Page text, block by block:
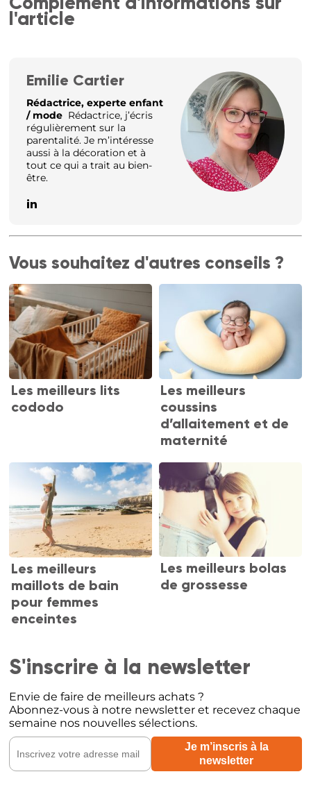
l'article
Emilie Cartier
Rédactrice, experte enfant
/ mode Rédactrice, j’écris
régulièrement sur la
parentalité. Je m’intéresse
aussi à la décoration et à
tout ce qui a trait au bien-
être.
Vous souhaitez d'autres conseils ?
Les meilleurs lits
cododo
Les meilleurs
coussins
d’allaitement et de
maternité
Les meilleurs
maillots de bain
pour femmes
enceintes
Les meilleurs bolas
de grossesse
S'inscrire à la newsletter
Envie de faire de meilleurs achats ?
Abonnez-vous à notre newsletter et recevez chaque
semaine nos nouvelles sélections.